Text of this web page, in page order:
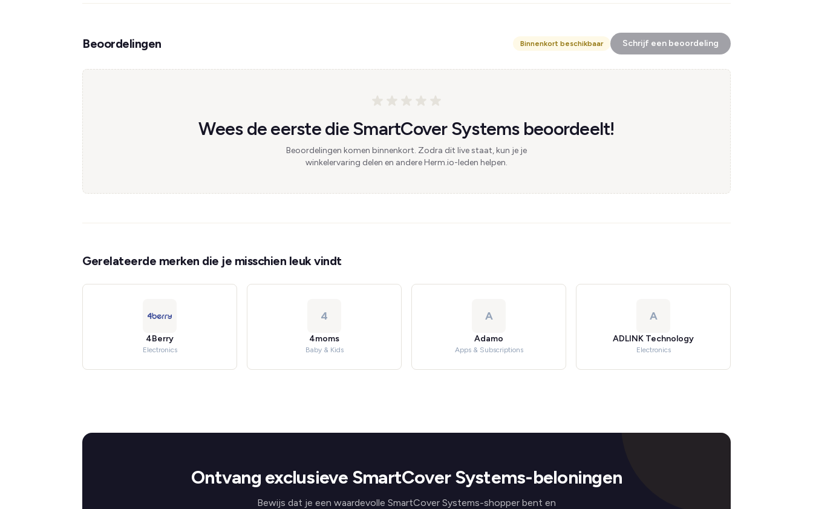
Beoordelingen Binnenkort beschikbaar Schrijf een beoordeling
Wees de eerste die SmartCover Systems beoordeelt!
Beoordelingen komen binnenkort. Zodra dit live staat, kun je je
winkelervaring delen en andere Herm.io-leden helpen.
Gerelateerde merken die je misschien leuk vindt
4Berry
Electronics
4
4moms
Baby & Kids
A
Adamo
Apps & Subscriptions
A
ADLINK Technology
Electronics
Ontvang exclusieve SmartCover Systems-beloningen
Bewijs dat je een waardevolle SmartCover Systems-shopper bent en